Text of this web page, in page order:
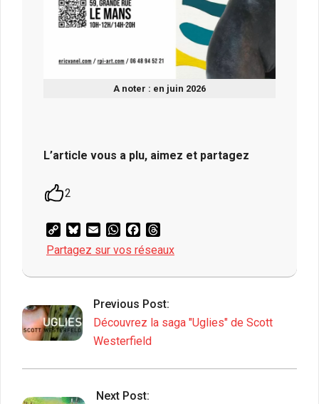
A noter : en juin 2026
L’article vous a plu, aimez et partagez
2
Copy
Link
Bluesky
Email WhatsAppFacebook
Partagez sur vos réseaux
2026-
07
Previous Post:
Découvrez la saga "Uglies" de Scott
Westerfield
Next Post: